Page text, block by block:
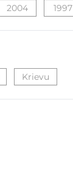
2004 1997
Krievu